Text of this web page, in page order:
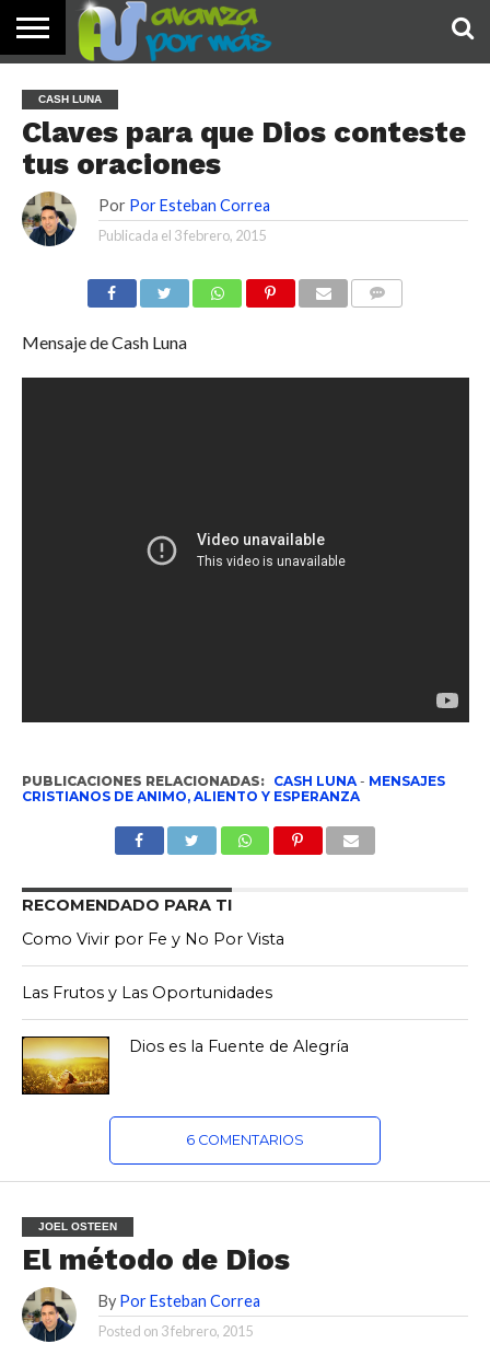
PALABRA
DE HOY
DEVOCIONALES
NOTICIAS
TESTIMONIOS
ORACIONES
SOBRE
NOSOTROS
IMÁGENES
CASH LUNA
Claves para que Dios conteste
tus oraciones
Por Por Esteban Correa
Publicada el 3 febrero, 2015
Mensaje de Cash Luna
PUBLICACIONES RELACIONADAS: CASH LUNA- MENSAJES
CRISTIANOS DE ANIMO, ALIENTO Y ESPERANZA
RECOMENDADO PARA TI
Como Vivir por Fe y No Por Vista
Las Frutos y Las Oportunidades
Dios es la Fuente de Alegría
6 COMENTARIOS
JOEL OSTEEN
El método de Dios
By Por Esteban Correa
Posted on 3 febrero, 2015